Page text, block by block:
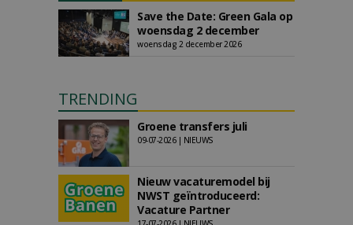
Save the Date: Green Gala op
woensdag 2 december
woensdag 2 december 2026
TRENDING
Groene transfers juli
09-07-2026 | NIEUWS
Nieuw vacaturemodel bij
NWST geïntroduceerd:
Vacature Partner